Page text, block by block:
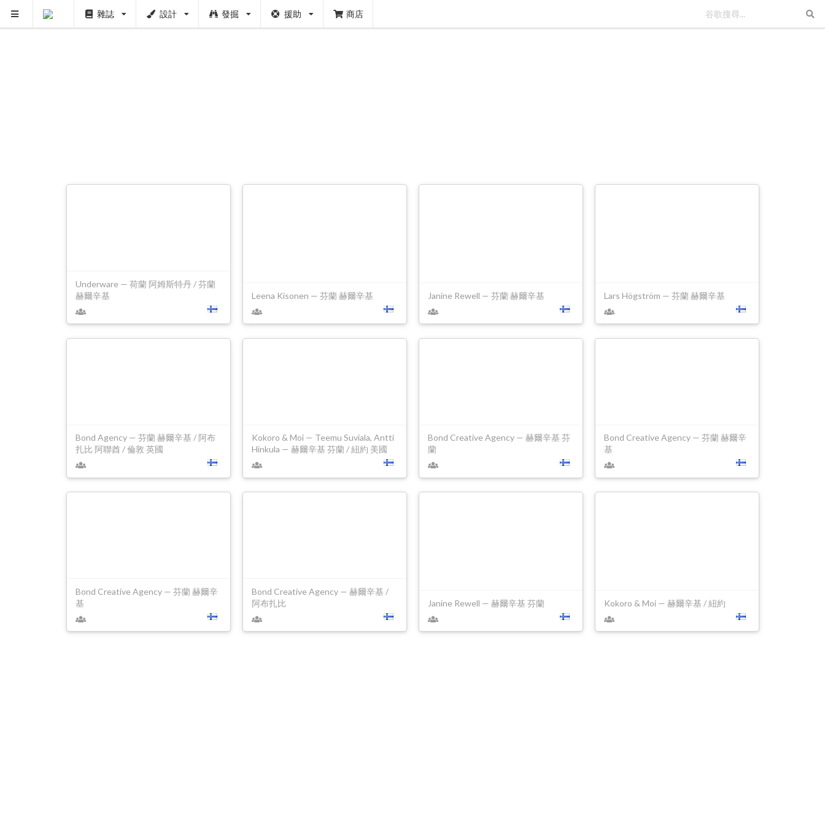
雜誌 設計 發掘 援助 商店
Underware — 荷蘭 阿姆斯特丹 / 芬蘭
赫爾辛基
Leena Kisonen — 芬蘭 赫爾辛基 Janine Rewell — 芬蘭 赫爾辛基 Lars Högström — 芬蘭 赫爾辛基
Bond Agency — 芬蘭 赫爾辛基 / 阿布
扎比 阿聯酋 / 倫敦 英國
Kokoro & Moi — Teemu Suviala, Antti
Hinkula — 赫爾辛基 芬蘭 / 紐約 美國
Bond Creative Agency — 赫爾辛基 芬
蘭
Bond Creative Agency — 芬蘭 赫爾辛
基
Bond Creative Agency — 芬蘭 赫爾辛
基
Bond Creative Agency — 赫爾辛基 /
阿布扎比
Janine Rewell — 赫爾辛基 芬蘭 Kokoro & Moi — 赫爾辛基 / 紐約